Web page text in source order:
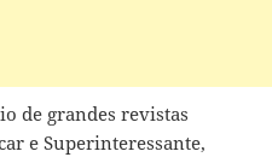
de grandes revistas
e Superinteressante,